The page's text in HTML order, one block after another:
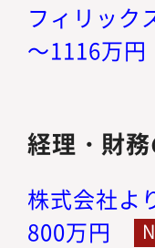
フィリック
～1116万円
経理・財
株式会社よ
800万円